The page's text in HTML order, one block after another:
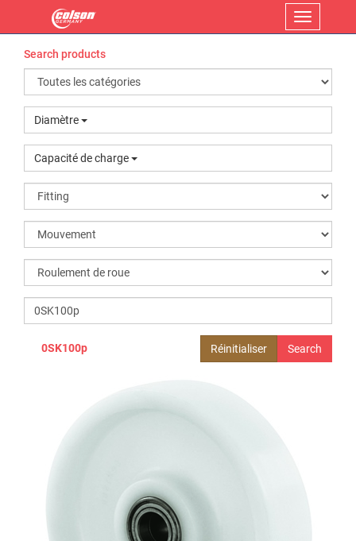
Menu
Search products
Diamètre
Capacité de charge
Réinitialiser
0SK100p